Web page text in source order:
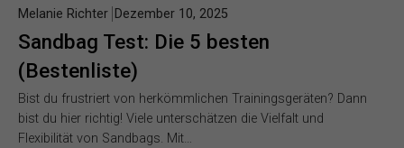
Sandbag Test: Die 5 besten
(Bestenliste)
Melanie Richter Dezember 10, 2025
Bist du frustriert von herkömmlichen Trainingsgeräten? Dann
bist du hier richtig! Viele unterschätzen die Vielfalt und
Flexibilität von Sandbags. Mit…